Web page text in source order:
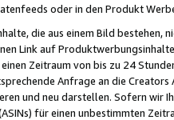
oder in den Produkt
die aus einem Bild bestehen,
Link auf
Zeitraum von bis zu 24
Anfrage an die
und neu darstellen. Sofern wir
für einen unbestimmten